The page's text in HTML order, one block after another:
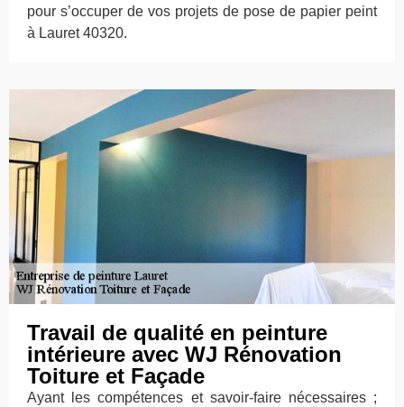
pour s’occuper de vos projets de pose de papier peint
à Lauret 40320.
Travail de qualité en peinture
intérieure avec WJ Rénovation
Toiture et Façade
Ayant les compétences et savoir-faire nécessaires ;